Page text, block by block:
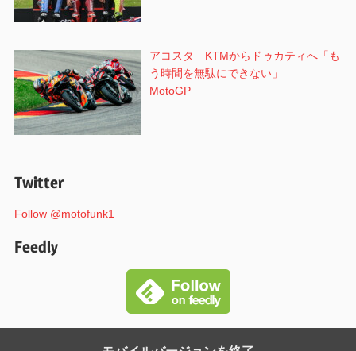
アコスタ KTMからドゥカティへ「も
う時間を無駄にできない」
MotoGP
Twitter
Follow @motofunk1
Feedly